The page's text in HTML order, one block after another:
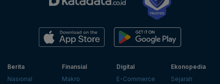
Berita
Nasional
Finansial
Makro
Digital
E-Commerce
Ekonopedia
Sejarah